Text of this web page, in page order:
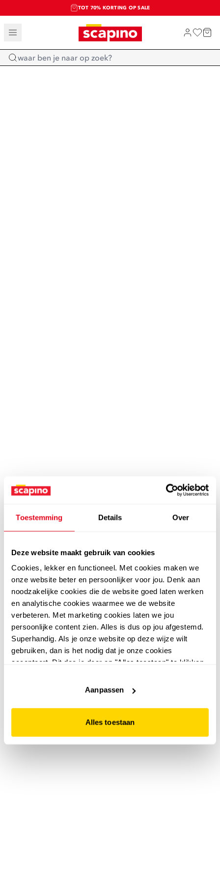
Toestemming Details Over
Deze website maakt gebruik van cookies
Cookies, lekker en functioneel. Met cookies maken we
onze website beter en persoonlijker voor jou. Denk aan
noodzakelijke cookies die de website goed laten werken
en analytische cookies waarmee we de website
verbeteren. Met marketing cookies laten we jou
persoonlijke content zien. Alles is dus op jou afgestemd.
Superhandig. Als je onze website op deze wijze wilt
gebruiken, dan is het nodig dat je onze cookies
accepteert. Dit doe je door op "Alles toestaan" te klikken.
website niet optimaal functioneert.
Aanpassen
Alles toestaan
TOT 70% KORTING OP SALE
SALE: LAATSTE KANS!
SHOP NIEUW
Home